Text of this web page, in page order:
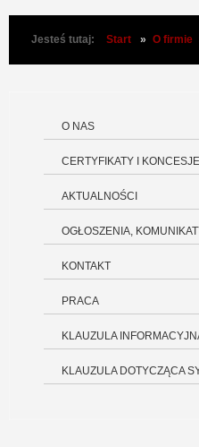
Jesteś tutaj: Start » O firmie
O NAS
CERTYFIKATY I KONCESJE
AKTUALNOŚCI
OGŁOSZENIA,
KONTAKT
PRACA
KLAUZULA
KLAUZULA DOTYCZĄCA